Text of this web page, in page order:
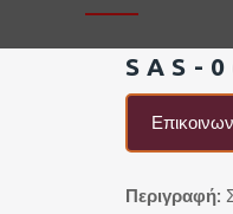
SAS-
Περιγραφή: